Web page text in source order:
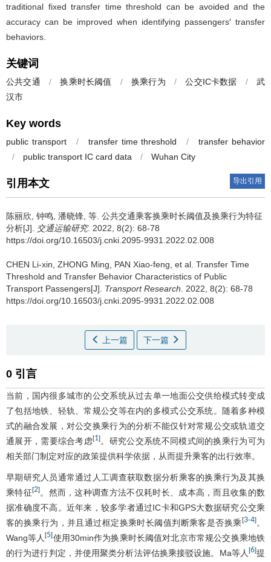
traditional fixed transfer time threshold can be avoided and the
accuracy can be improved when identifying passengers′ transfer
behaviors.
关键词
公共交通 / 换乘时长阈值 / 换乘行为 / 公交IC卡数据 /
武
汉市
Key words
public transport / transfer time threshold /
transfer behavior
/
public transport IC card data / Wuhan City
引用本文 导出引用
陈丽欣 钟鸣 潘晓锋 等 公共交通乘客换乘时长阈值及换乘行为特征
分析[J]. 交通运输研究. 2022, 8(2): 68-78
https://doi.org/10.16503/j.cnki.2095-9931.2022.02.008
CHEN Li-xin ZHONG Ming PAN Xiao-feng et al Transfer Time
Threshold and Transfer Behavior Characteristics of Public
Transport Passengers[J]. Transport Research . 2022, 8(2): 68-78
https://doi.org/10.16503/j.cnki.2095-9931.2022.02.008
上一篇 下一篇
0 引言
当前，国内很多城市的公交系统从过去单一地面公交供给模式转变成
了包括地铁、轻轨、常规公交等在内的多模式公交系统。随着多种模
式的融合发展，对公交换乘行为的分析不能仅针对常规公交或轨道交
通展开，需要综合考虑[1] 。研究公交系统不同模式间的换乘行为可为
相关部门制定对应的政策提供科学依据，从而提升乘客的出行效率。
早期研究人员通常通过人工调查获取数据分析乘客的换乘行为及其换
乘特征[2]。然而，这种调查方法不仅耗时长、成本高，而且收集的数
据准确度不高。近年来，较多学者通过IC卡和GPS大数据研究公交乘
客的换乘行为，并且通过框定换乘时长阈值判断乘客是否换乘 [3-4]。
Wang等人[5]使用30min作为换乘时长阈值对北京市常规公交换乘地铁
的行为进行判定，并使用聚类分析法评估换乘接驳设施。Ma等人 [6]提